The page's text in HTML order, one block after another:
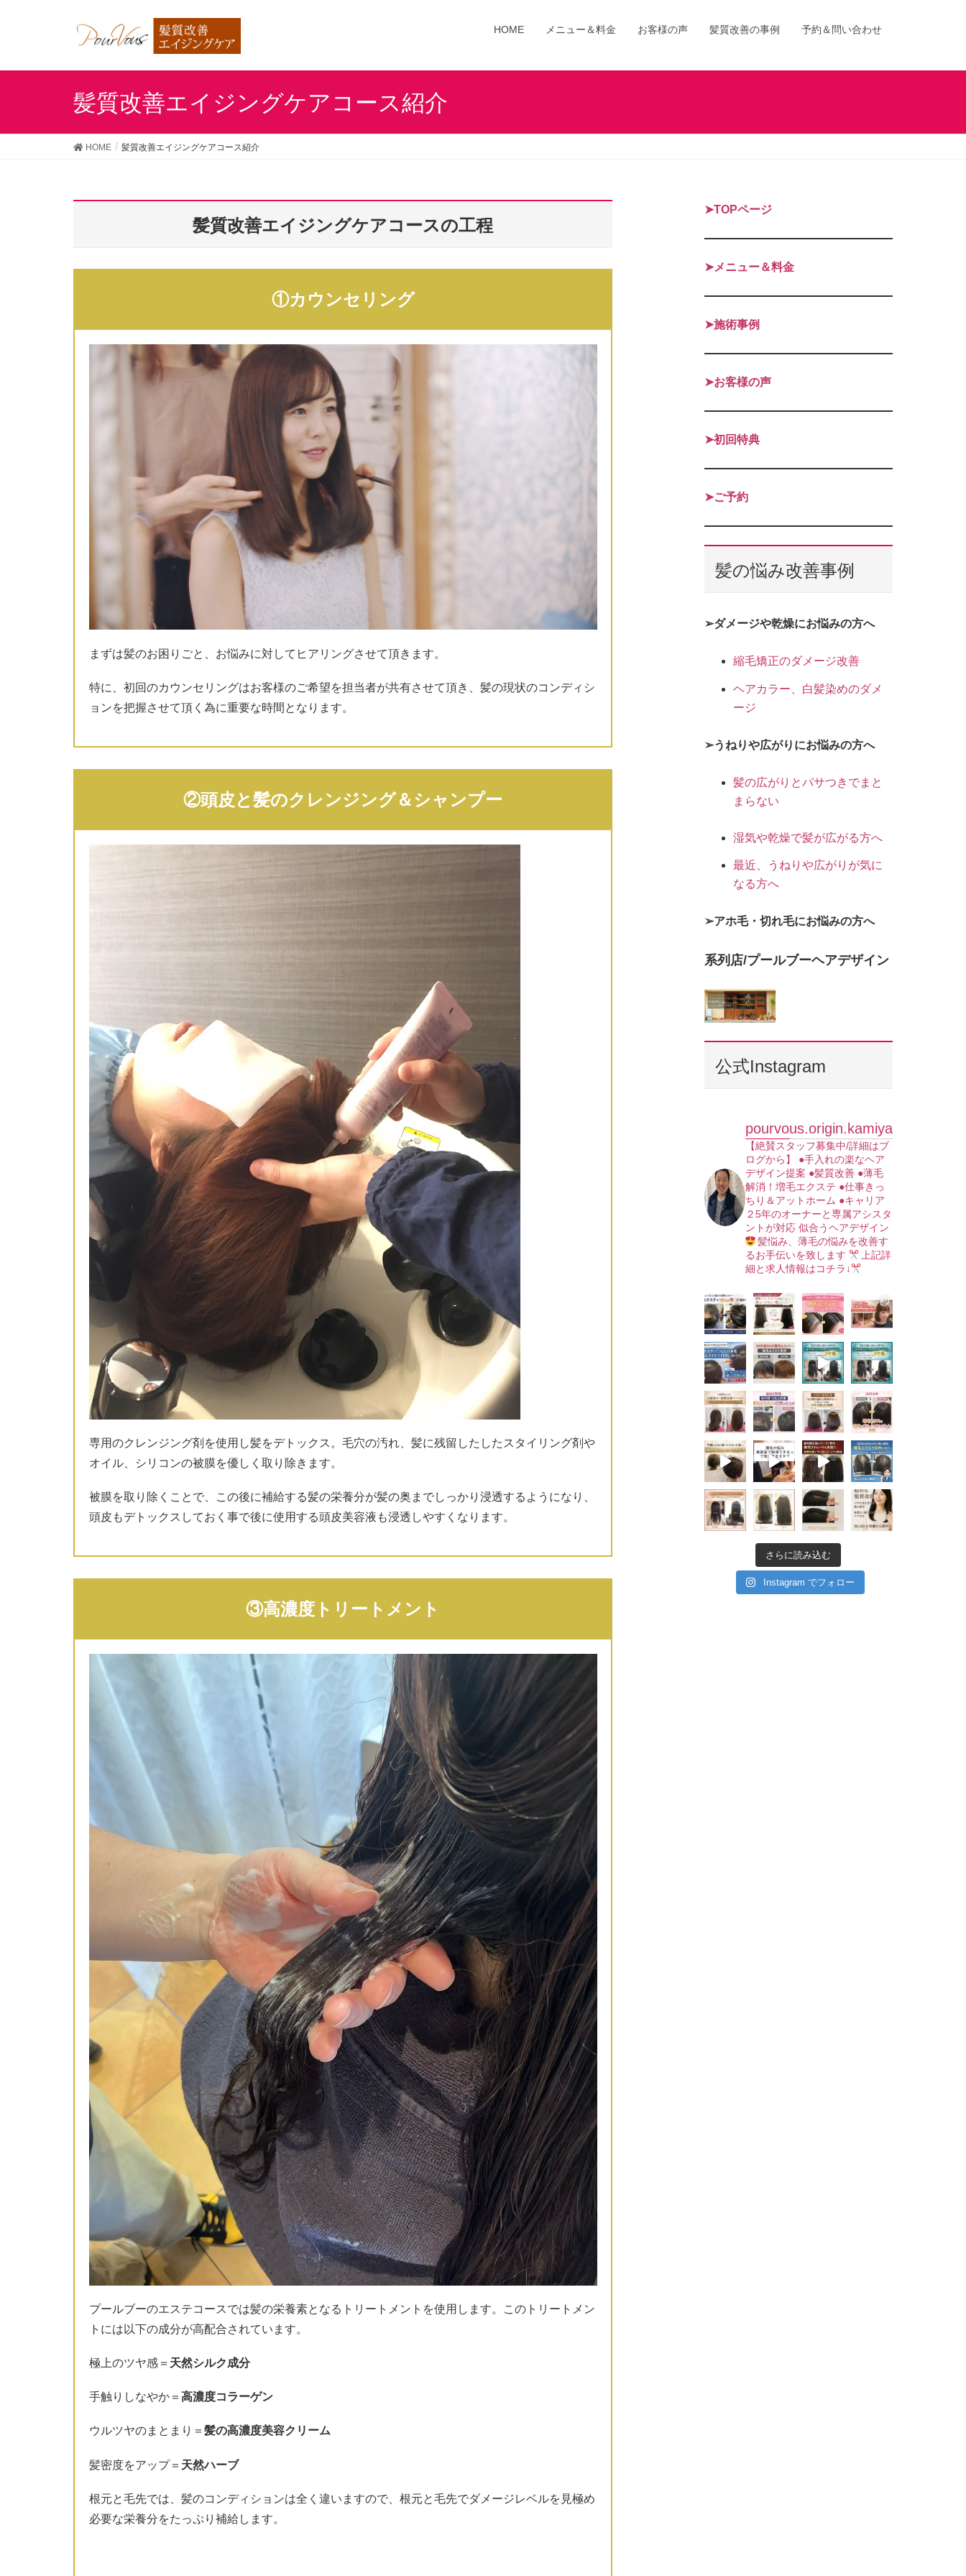
HOME メニュー＆料金 お客様の声 髪質改善の事例 予約＆問い合わせ
髪質改善エイジングケアコース紹介
HOME 髪質改善エイジングケアコース紹介
髪質改善エイジングケアコースの工程
①カウンセリング
まずは髪のお困りごと、お悩みに対してヒアリングさせて頂きます。
特に、初回のカウンセリングはお客様のご希望を担当者が共有させて頂き、髪の現状のコンディシ
ョンを把握させて頂く為に重要な時間となります。
②頭皮と髪のクレンジング＆シャンプー
専用のクレンジング剤を使用し髪をデトックス。毛穴の汚れ、髪に残留したしたスタイリング剤や
オイル、シリコンの被膜を優しく取り除きます。
被膜を取り除くことで、この後に補給する髪の栄養分が髪の奥までしっかり浸透するようになり、
頭皮もデトックスしておく事で後に使用する頭皮美容液も浸透しやすくなります。
③高濃度トリートメント
プールブーのエステコースでは髪の栄養素となるトリートメントを使用します。このトリートメン
トには以下の成分が高配合されています。
極上のツヤ感＝ 天然シルク成分
手触りしなやか＝ 高濃度コラーゲン
ウルツヤのまとまり＝ 髪の高濃度美容クリーム
髪密度をアップ＝ 天然ハーブ
根元と毛先では、髪のコンディションは全く違いますので、根元と毛先でダメージレベルを見極め
必要な栄養分をたっぷり補給します。
➤TOPページ
➤メニュー＆料金
➤施術事例
➤お客様の声
➤初回特典
➤ご予約
髪の悩み改善事例
➢ダメージや乾燥にお悩みの方へ
縮毛矯正のダメージ改善
ヘアカラー、白髪染めのダメ
ージ
➢うねりや広がりにお悩みの方へ
髪の広がりとパサつきでまと
まらない
湿気や乾燥で髪が広がる方へ
最近、うねりや広がりが気に
なる方へ
➢アホ毛・切れ毛にお悩みの方へ
系列店/プールブーヘアデザイン
公式Instagram
pourvous.origin.kamiya
【絶賛スタッフ募集中/詳細はブ
ログから】
●手入れの楽なヘア
デザイン提案 ●髪質改善 ●薄毛
解消！増毛エクステ ●仕事きっ
ちり＆アットホーム ●キャリア
２5年のオーナーと専属アシスタ
ントが対応 似合うヘアデザイン
髪悩み、薄毛の悩みを改善す
るお手伝いを致します
上記詳
細と求人情報はコチラ↓
さらに読み込む
Instagram でフォロー